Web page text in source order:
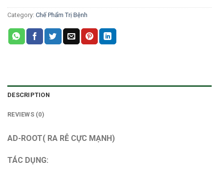
Category: Chế Phẩm Trị Bệnh
DESCRIPTION
REVIEWS (0)
AD-ROOT( RA RỄ CỰC MẠNH)
TÁC DỤNG: